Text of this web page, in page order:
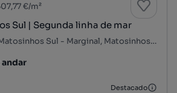
€/m²
Sul | Segunda linha de mar
Avenida Menéres, Matosinhos Sul - Marginal, Matosinhos e Leça da Palmeira, Matosinhos, Porto
andar
Destacado